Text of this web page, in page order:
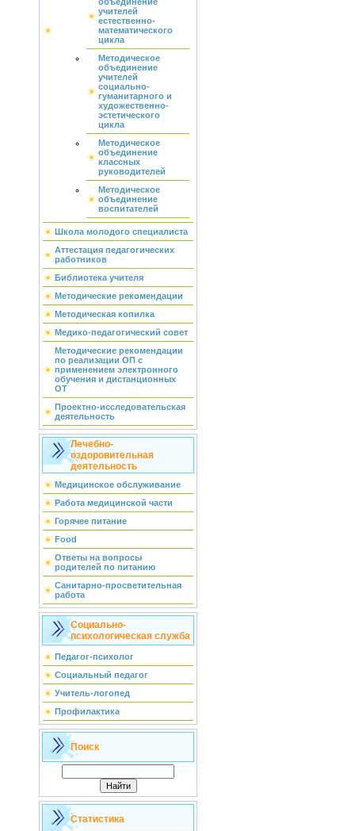
учителей
естественно-
математического
цикла
Методическое
объединение
учителей
социально-
гуманитарного и
художественно-
эстетического
цикла
Методическое
объединение
классных
руководителей
Методическое
объединение
воспитателей
Школа молодого специалиста
Аттестация педагогических
работников
Библиотека учителя
Методические рекомендации
Методическая копилка
Медико-педагогический совет
Методические рекомендации
по реализации ОП с
применением электронного
обучения и дистанционных
ОТ
Проектно-исследовательская
деятельность
Лечебно-
оздоровительная
деятельность
Медицинское обслуживание
Работа медицинской части
Горячее питание
Food
Ответы на вопросы
родителей по питанию
Санитарно-просветительная
работа
Социально-
психологическая служба
Педагог-психолог
Социальный педагог
Учитель-логопед
Профилактика
Поиск
Статистика